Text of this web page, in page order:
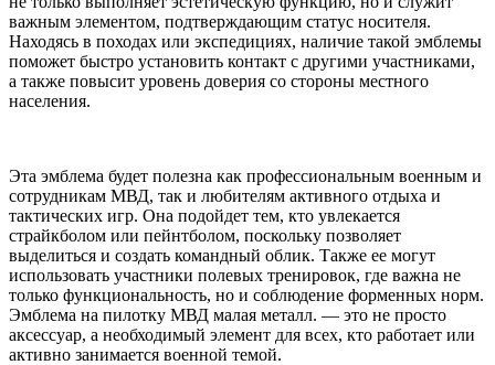
важным элементом, подтверждающим статус носителя.
Находясь в походах или экспедициях, наличие такой эмблемы
поможет быстро установить контакт с другими участниками,
а также повысит уровень доверия со стороны местного
населения.
Эта эмблема будет полезна как профессиональным военным и
сотрудникам МВД, так и любителям активного отдыха и
тактических игр. Она подойдет тем, кто увлекается
страйкболом или пейнтболом, поскольку позволяет
выделиться и создать командный облик. Также ее могут
использовать участники полевых тренировок, где важна не
только функциональность, но и соблюдение форменных норм.
Эмблема на пилотку МВД малая металл. — это не просто
аксессуар, а необходимый элемент для всех, кто работает или
активно занимается военной темой.